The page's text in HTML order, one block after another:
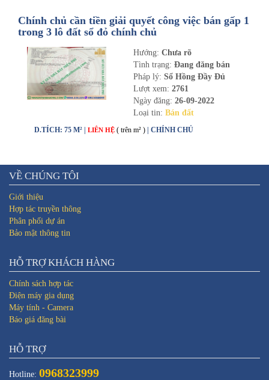
Chính chủ cần tiền giải quyết công việc bán gấp 1
trong 3 lô đất sổ đỏ chính chủ
Hướng: Chưa rõ
Tình trạng: Đang đăng bán
Pháp lý: Sổ Hồng Đầy Đủ
Lượt xem: 2761
Ngày đăng: 26-09-2022
Loại tin: Bán đất
D.TÍCH: 75 M² | LIÊN HỆ ( trên m² ) | CHÍNH CHỦ
VỀ CHÚNG TÔI
Giới thiệu
Hợp tác truyền thông
Phân phối dự án
Bảo mật thông tin
HỖ TRỢ KHÁCH HÀNG
Chính sách hợp tác
Điện máy gia dụng
Máy tính - Camera
Báo giá đăng bài
HỖ TRỢ
Hotline: 0968323999